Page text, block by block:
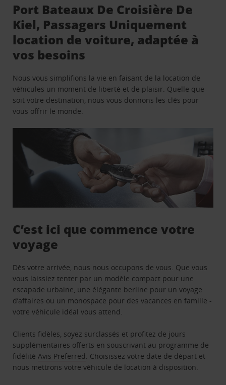
Port Bateaux De Croisière De
Kiel, Passagers Uniquement
location de voiture, adaptée à
vos besoins
Nous vous simplifions la vie en faisant de la location de
véhicules un moment de liberté et de plaisir. Quelle que
soit votre destination, nous vous donnons les clés pour
vous offrir le monde.
C’est ici que commence votre
voyage
Dès votre arrivée, nous nous occupons de vous. Que vous
vous laissiez tenter par un modèle compact pour une
escapade urbaine, une élégante berline pour un voyage
d’affaires ou un monospace pour des vacances en famille -
votre véhicule idéal vous attend.
Clients fidèles, soyez surclassés et profitez de jours
supplémentaires offerts en souscrivant au programme de
fidélitéAvis Preferred. Choisissez votre date de départ et
nous mettrons votre véhicule de location à disposition.